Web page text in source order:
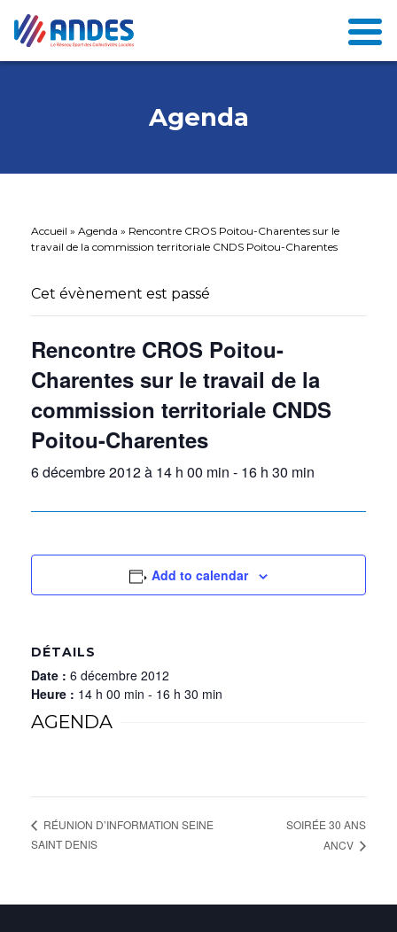
Agenda
Accueil » Agenda » Rencontre CROS Poitou-Charentes sur le
travail de la commission territoriale CNDS Poitou-Charentes
Cet évènement est passé
Rencontre CROS Poitou-
Charentes sur le travail de la
commission territoriale CNDS
Poitou-Charentes
6 décembre 2012 à 14 h 00 min - 16 h 30 min
Add to calendar
DÉTAILS
Date : 6 décembre 2012
Heure : 14 h 00 min - 16 h 30 min
AGENDA
RÉUNION D’INFORMATION SEINE
SAINT DENIS
SOIRÉE 30 ANS
ANCV